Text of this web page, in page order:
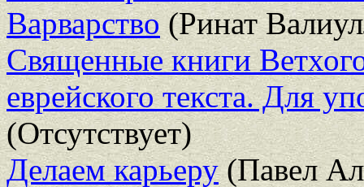
Варварство (Ринат
Священные книги
еврейского текста. Для
(Отсутствует)
Делаем карьеру(Павел